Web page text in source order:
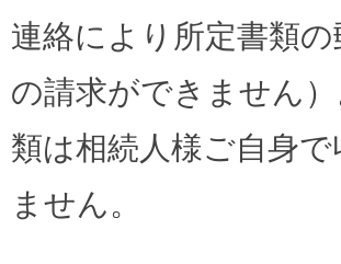
連絡により所定書類
の請求ができません
類は相続人様ご自身
ません。